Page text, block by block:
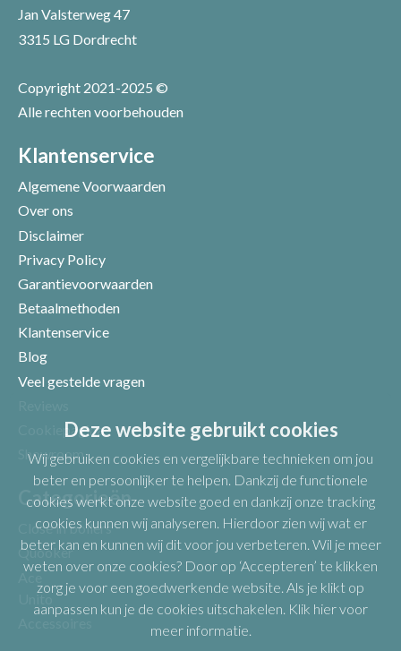
Uw beoordeling
Jan Valsterweg 47
3315 LG Dordrecht
Copyright 2021-2025 ©
Alle rechten voorbehouden
Klantenservice
Algemene Voorwaarden
Over ons
Disclaimer
Privacy Policy
Garantievoorwaarden
Betaalmethoden
Klantenservice
Blog
Veel gestelde vragen
Cookiepagina
Showroom
Categorieën
Close in boilers
Quooker
Ace
Unito
Accessoires
Deze website gebruikt cookies
Wij gebruiken cookies en vergelijkbare technieken om jou
beter en persoonlijker te helpen. Dankzij de functionele
cookies werkt onze website goed en dankzij onze tracking
cookies kunnen wij analyseren. Hierdoor zien wij wat er
beter kan en kunnen wij dit voor jou verbeteren. Wil je meer
weten over onze cookies? Door op ‘Accepteren’ te klikken
zorg je voor een goedwerkende website. Als je klikt op
aanpassen kun je de cookies uitschakelen. Klik hier voor
meer informatie.